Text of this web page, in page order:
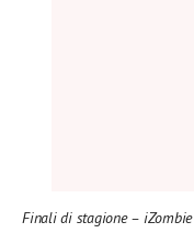
Finali di stagione – iZombie